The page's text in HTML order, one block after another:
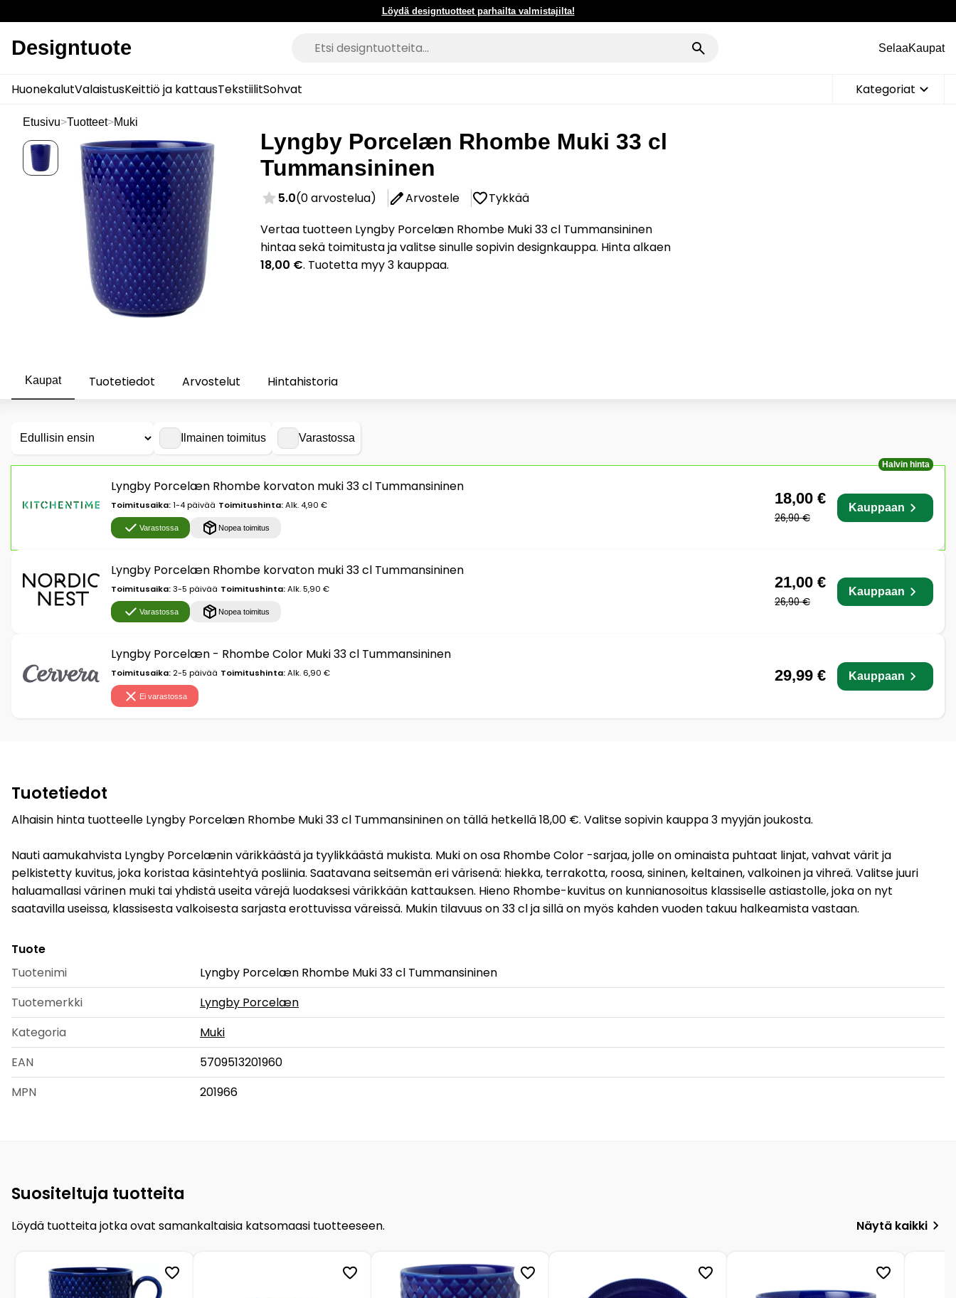
Löydä designtuotteet parhailta valmistajilta!
Designtuote SelaaKaupat
HuonekalutValaistusKeittiö ja kattausTekstiilitSohvat Kategoriat
Etusivu>Tuotteet>Muki
Lyngby Porcelæn Rhombe Muki 33 cl
Tummansininen
5.0(0 arvostelua) Arvostele
Tykkää
Vertaa tuotteen Lyngby Porcelæn Rhombe Muki 33 cl Tummansininen
hintaa sekä toimitusta ja valitse sinulle sopivin designkauppa. Hinta alkaen
18,00 €. Tuotetta myy 3 kauppaa.
Kaupat Tuotetiedot Arvostelut Hintahistoria
Ilmainen toimitus Varastossa
Halvin hinta
Lyngby Porcelæn Rhombe korvaton muki 33 cl Tummansininen
Toimitusaika:1-4 päivää Toimitushinta:Alk. 4,90 €
Varastossa Nopea toimitus
18,00 €
26,90 €
Kauppaan
Lyngby Porcelæn Rhombe korvaton muki 33 cl Tummansininen
Toimitusaika:3-5 päivää Toimitushinta:Alk. 5,90 €
Varastossa Nopea toimitus
21,00 €
26,90 €
Kauppaan
Lyngby Porcelæn - Rhombe Color Muki 33 cl Tummansininen
Toimitusaika:2-5 päivää Toimitushinta:Alk. 6,90 €
Ei varastossa
29,99 € Kauppaan
Tuotetiedot
Alhaisin hinta tuotteelle Lyngby Porcelæn Rhombe Muki 33 cl Tummansininen on tällä hetkellä 18,00 €. Valitse sopivin kauppa 3 myyjän joukosta.
Nauti aamukahvista Lyngby Porcelænin värikkäästä ja tyylikkäästä mukista. Muki on osa Rhombe Color -sarjaa, jolle on ominaista puhtaat linjat, vahvat värit ja
pelkistetty kuvitus, joka koristaa käsintehtyä posliinia. Saatavana seitsemän eri värisenä: hiekka, terrakotta, roosa, sininen, keltainen, valkoinen ja vihreä. Valitse juuri
haluamallasi värinen muki tai yhdistä useita värejä luodaksesi värikkään kattauksen. Hieno Rhombe-kuvitus on kunnianosoitus klassiselle astiastolle, joka on nyt
saatavilla useissa, klassisesta valkoisesta sarjasta erottuvissa väreissä. Mukin tilavuus on 33 cl ja sillä on myös kahden vuoden takuu halkeamista vastaan.
Tuote
Tuotenimi
Lyngby Porcelæn Rhombe Muki 33 cl Tummansininen
Tuotemerkki
Lyngby Porcelæn
Kategoria
Muki
EAN
5709513201960
MPN
201966
Suositeltuja tuotteita
Löydä tuotteita jotka ovat samankaltaisia katsomaasi tuotteeseen. Näytä kaikki